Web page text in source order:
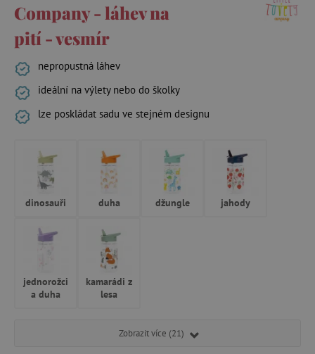
Company - láhev na
pití - vesmír
nepropustná láhev
ideální na výlety nebo do školky
lze poskládat sadu ve stejném designu
dinosauři duha džungle jahody
jednorožci
a duha
kamarádi z
lesa
Zobrazit více (21)